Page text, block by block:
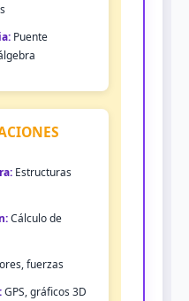
Puente
Estructuras
Cálculo de
fuerzas
GPS, gráficos 3D